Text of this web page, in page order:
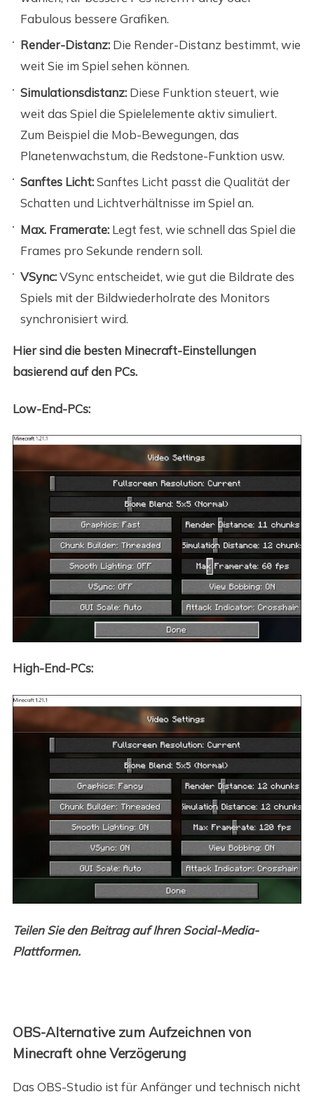
Fabulous bessere Grafiken.
Render-Distanz: Die Render-Distanz bestimmt, wie
weit Sie im Spiel sehen können.
Simulationsdistanz: Diese Funktion steuert, wie
weit das Spiel die Spielelemente aktiv simuliert.
Zum Beispiel die Mob-Bewegungen, das
Planetenwachstum, die Redstone-Funktion usw.
Sanftes Licht:Sanftes Licht passt die Qualität der
Schatten und Lichtverhältnisse im Spiel an.
Max. Framerate: Legt fest, wie schnell das Spiel die
Frames pro Sekunde rendern soll.
VSync:VSync entscheidet, wie gut die Bildrate des
Spiels mit der Bildwiederholrate des Monitors
synchronisiert wird.
Hier sind die besten Minecraft-Einstellungen
basierend auf den PCs.
Low-End-PCs:
High-End-PCs:
Teilen Sie den Beitrag auf Ihren Social-Media-
Plattformen.
OBS-Alternative zum Aufzeichnen von
Minecraft ohne Verzögerung
Das OBS-Studio ist für Anfänger und technisch nicht